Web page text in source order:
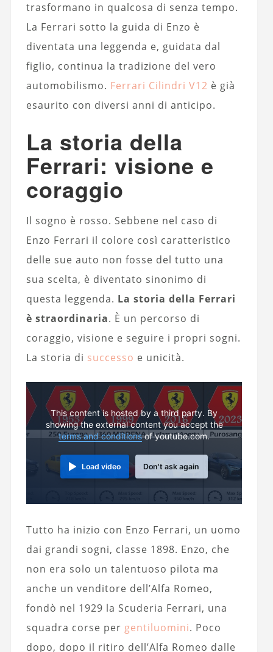
trasformano in qualcosa di senza tempo.
La Ferrari sotto la guida di Enzo è
diventata una leggenda e, guidata dal
figlio, continua la tradizione del vero
automobilismo. Ferrari Cilindri V12 è già
esaurito con diversi anni di anticipo.
La storia della
Ferrari: visione e
coraggio
Il sogno è rosso. Sebbene nel caso di
Enzo Ferrari il colore così caratteristico
delle sue auto non fosse del tutto una
sua scelta, è diventato sinonimo di
questa leggenda. La storia della Ferrari
è straordinaria. È un percorso di
coraggio, visione e seguire i propri sogni.
La storia di successo e unicità.
This content is hosted by a third party. By
showing the external content you accept the
terms and conditionsof youtube.com.
Load video Don't ask again
Tutto ha inizio con Enzo Ferrari, un uomo
dai grandi sogni, classe 1898. Enzo, che
non era solo un talentuoso pilota ma
anche un venditore dell’Alfa Romeo,
fondò nel 1929 la Scuderia Ferrari, una
squadra corse per gentiluomini. Poco
dopo, dopo il ritiro dell’Alfa Romeo dalle